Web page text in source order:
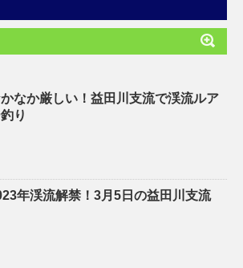
なか厳しい！益田川支流で渓流ルア
り
年渓流解禁！3月5日の益田川支流